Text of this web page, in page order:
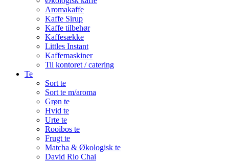
Aromakaffe
Kaffe Sirup
Kaffe tilbehør
Kaffesække
Littles Instant
Kaffemaskiner
Til kontoret / catering
Te
Sort te
Sort te m/aroma
Grøn te
Hvid te
Urte te
Rooibos te
Frugt te
Matcha & Økologisk te
David Rio Chai